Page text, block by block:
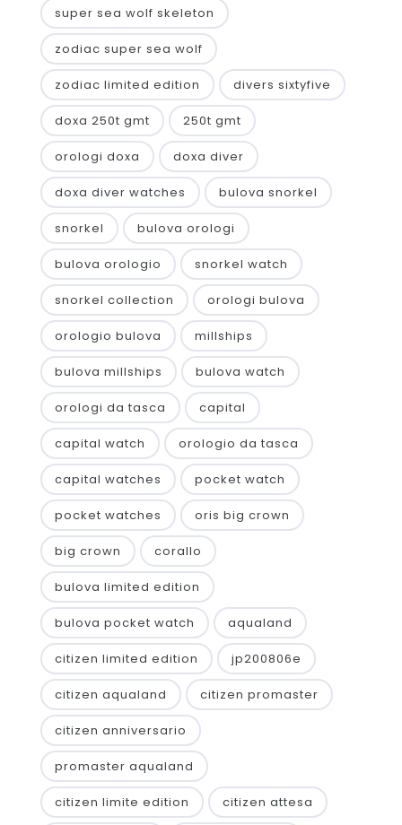
super sea wolf skeleton
zodiac super sea wolf
zodiac limited edition divers sixtyfive
doxa 250t gmt 250t gmt
orologi doxa doxa diver
doxa diver watches bulova snorkel
snorkel bulova orologi
bulova orologio snorkel watch
snorkel collection orologi bulova
orologio bulova millships
bulova millships bulova watch
orologi da tasca capital
capital watch orologio da tasca
capital watches pocket watch
pocket watches oris big crown
big crown corallo
bulova limited edition
bulova pocket watch aqualand
citizen limited edition jp200806e
citizen aqualand citizen promaster
citizen anniversario
promaster aqualand
citizen limite edition citizen attesa